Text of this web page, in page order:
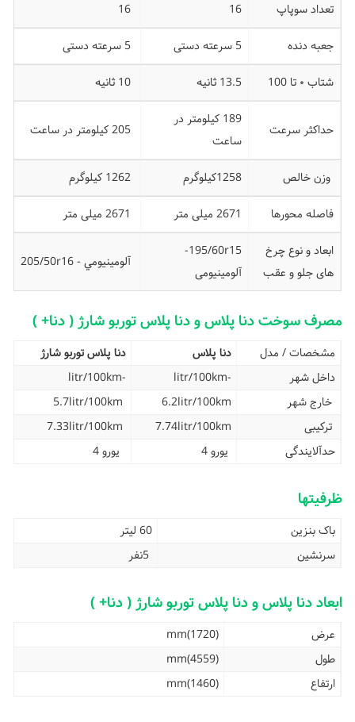
تعداد سوپاپ 16
جعبه دنده 5 سرعته دستی
شتاب ۰ تا 100 13.5 ثانیه
حداکثر سرعت
189 کیلومتر در
ساعت
وزن خالص 1258کیلوگرم
فاصله محورها 2671 میلی متر
ابعاد و نوع چرخ
های جلو و عقب
195/60r15-
آلومینیومی
آلومينيومي - 205/50r16
مصرف سوخت دنا پلاس و دنا پلاس توربو شارژ ( دنا+ )
مشخصات / مدل دنا پلاس
دنا پلاس توربو شارژ
داخل شهر
-litr/100km
-litr/100km
خارج شهر
6.2litr/100km
ترکیبی
7.74litr/100km
حدآلایندگی
يورو 4 يورو 4
ظرفیتها
باک بنزین
60 لیتر
سرنشین
ابعاد دنا پلاس و دنا پلاس توربو شارژ ( دنا+ )
عرض
(1720)mm
طول
(4559)mm
ارتفاع
(1460)mm